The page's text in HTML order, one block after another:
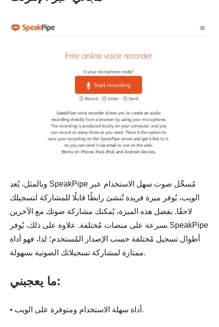
وبالمثل، يُعد SpeakPipe مُسجِّل صوت سهل الاستخدام عبر
الويب، يُوفر ميزة فريدة تُنشئ رابطًا قابلًا للمشاركة لتسجيلك
لاحقًا. بفضل هذه الميزة، يُمكنك مشاركة صوتك مع الآخرين
بسرعة على منصات مُختلفة. علاوة على ذلك، يُوفر SpeakPipe
أطوال تسجيل مُختلفة حسب الإصدار المُستخدم؛ لذا، فهو أداة
ممتازة لمشاركة تسجيلاتك الصوتية بسهولة.
ما يعجبني:
• أداة سهلة الاستخدام ومتوفرة على الويب.